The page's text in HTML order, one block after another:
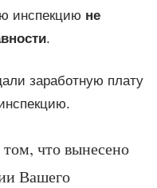
инспекцию не
.
заработную плату
что вынесено
Вашего